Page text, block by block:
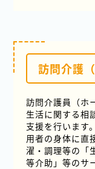
訪問介護
訪問介護員（ホ
生活に関する相
支援を行います
用者の身体に直
濯・調理等の「
等介助」等のサ